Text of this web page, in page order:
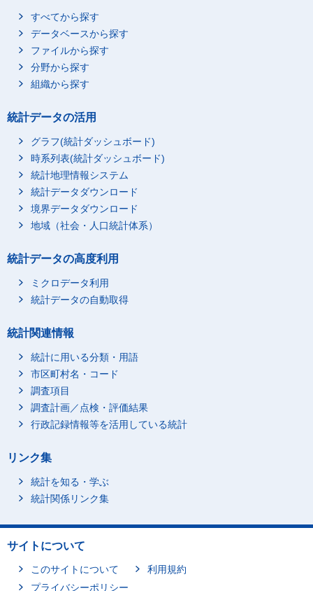
すべてから探す
データベースから探す
ファイルから探す
分野から探す
組織から探す
統計データの活用
グラフ(統計ダッシュボード)
時系列表(統計ダッシュボード)
統計地理情報システム
統計データダウンロード
境界データダウンロード
地域（社会・人口統計体系）
統計データの高度利用
ミクロデータ利用
統計データの自動取得
統計関連情報
統計に用いる分類・用語
市区町村名・コード
調査項目
調査計画／点検・評価結果
行政記録情報等を活用している統計
リンク集
統計を知る・学ぶ
統計関係リンク集
サイトについて
このサイトについて
利用規約
プライバシーポリシー